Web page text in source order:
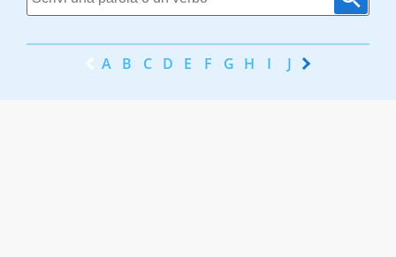
A B C D E F G H I J K